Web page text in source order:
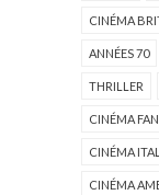
CINÉMA
ANNÉES 70
THRILLER
CINÉMA
CINÉMA
CINÉMA